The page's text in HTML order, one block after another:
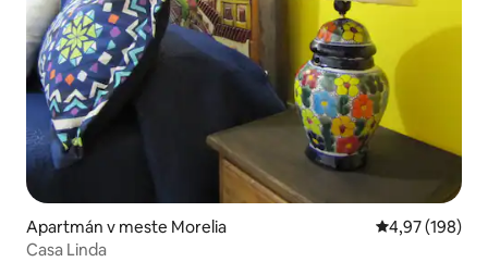
Apartmán v meste Morelia Priemerné
4,97 (198)
Casa Linda